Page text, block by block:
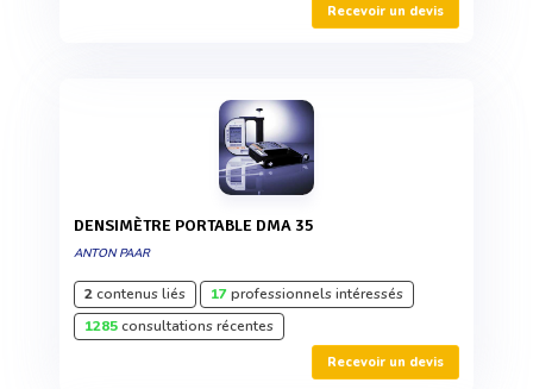
Recevoir un devis
DENSIMÈTRE PORTABLE DMA 35
ANTON PAAR
2contenus liés 17professionnels intéressés
1285consultations récentes
Recevoir un devis